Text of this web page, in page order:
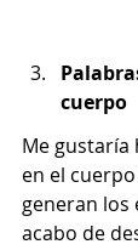
cuerpo
Me gustaría
en el
generan los
acabo de